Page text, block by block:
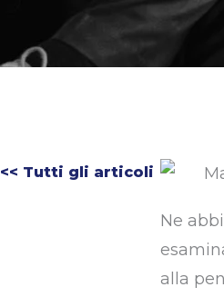
<< Tutti gli articoli
Ne
alla